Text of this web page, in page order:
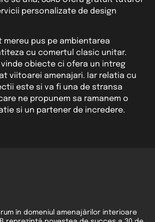
personalizate de design
pus pe ambientarea
cu comertul clasic unitar.
vinde obiecte ci ofera un intreg
viitoarei amenajari. Iar relatia cu
este si va fi una de stransa
ne propunem sa ramanem o
si un partener de incredere.
în domeniul amenajărilor interioare